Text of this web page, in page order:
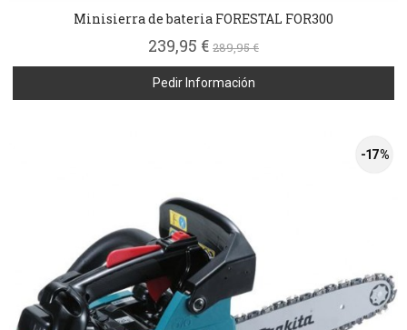
Minisierra de bateria FORESTAL FOR300
239,95 € 289,95 €
Pedir Información
-17 %